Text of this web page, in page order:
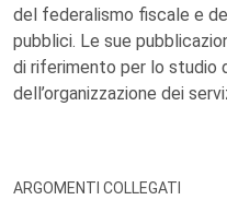
del federalismo fiscale e
pubblici. Le sue
di riferimento per lo studio
dell’organizzazione dei
ARGOMENTI COLLEGATI